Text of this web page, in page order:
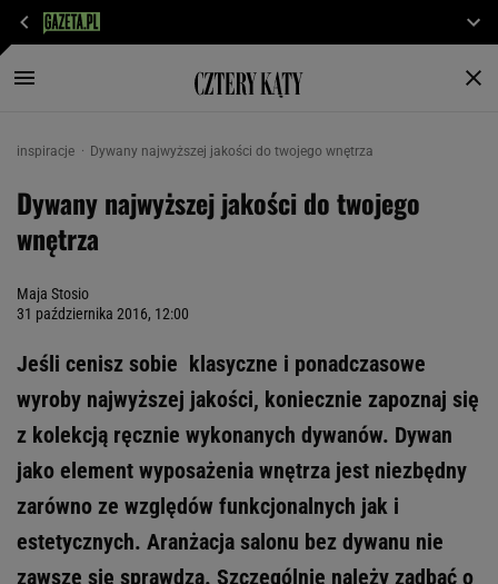
inspiracje Dywany najwyższej jakości do twojego wnętrza
Dywany najwyższej jakości do twojego
wnętrza
Maja Stosio
31 października 2016, 12:00
Jeśli cenisz sobie klasyczne i ponadczasowe
wyroby najwyższej jakości, koniecznie zapoznaj się
z kolekcją ręcznie wykonanych dywanów. Dywan
jako element wyposażenia wnętrza jest niezbędny
zarówno ze względów funkcjonalnych jak i
estetycznych. Aranżacja salonu bez dywanu nie
zawsze się sprawdza. Szczególnie należy zadbać o